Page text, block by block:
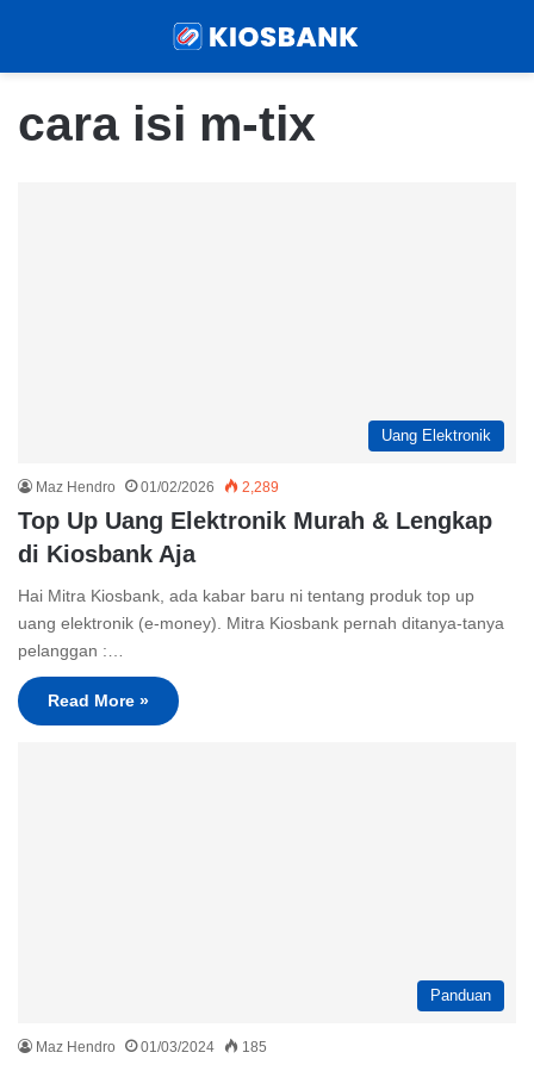
cara isi m-tix
Uang Elektronik
Maz Hendro 01/02/2026 2,289
Top Up Uang Elektronik Murah & Lengkap
di Kiosbank Aja
Hai Mitra Kiosbank, ada kabar baru ni tentang produk top up
uang elektronik (e-money). Mitra Kiosbank pernah ditanya-tanya
pelanggan :…
Read More »
Panduan
Maz Hendro 01/03/2024 185